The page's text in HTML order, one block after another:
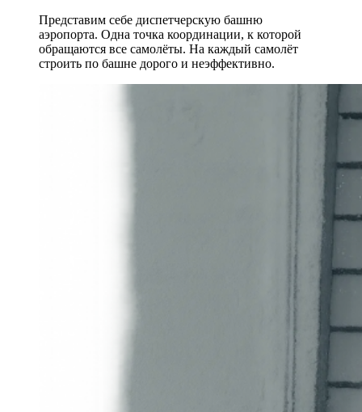
Представим себе диспетчерскую башню
аэропорта. Одна точка координации, к которой
обращаются все самолёты. На каждый самолёт
строить по башне дорого и неэффективно.